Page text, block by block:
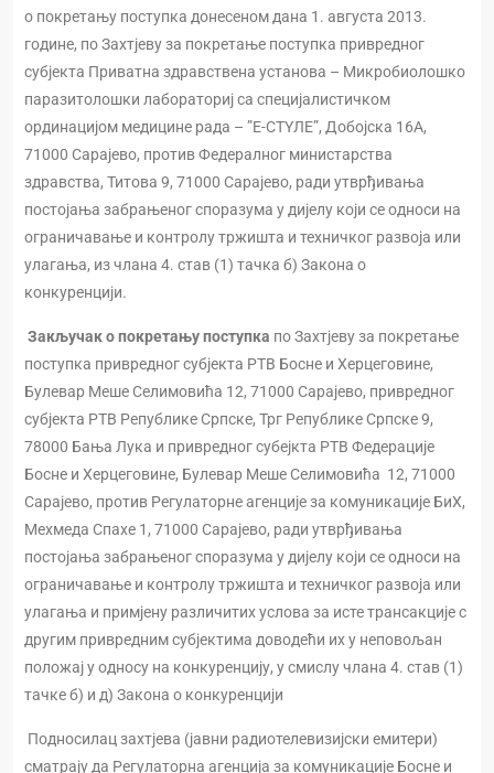
о покретању поступка донесеном дана 1. августа 2013.
године, по Захтјеву за покретање поступка привредног
субјекта Приватна здравствена установа – Микробиолошко
паразитолошки лабораториј са специјалистичком
ординацијом медицине рада – ”Е-СТYЛЕ”, Добојска 16А,
71000 Сарајево, против Федералног министарства
здравства, Титова 9, 71000 Сарајево, ради утврђивања
постојања забрањеног споразума у дијелу који се односи на
ограничавање и контролу тржишта и техничког развоја или
улагања, из члана 4. став (1) тачка б) Закона о
конкуренцији.
Закључак о покретању поступка по Захтјеву за покретање
поступка привредног субјекта РТВ Босне и Херцеговине,
Булевар Меше Селимовића 12, 71000 Сарајево, привредног
субјекта РТВ Републике Српске, Трг Републике Српске 9,
78000 Бања Лука и привредног субејкта РТВ Федерације
Босне и Херцеговине, Булевар Меше Селимовића 12, 71000
Сарајево, против Регулаторне агенције за комуникације БиХ,
Мехмеда Спахе 1, 71000 Сарајево, ради утврђивања
постојања забрањеног споразума у дијелу који се односи на
ограничавање и контролу тржишта и техничког развоја или
улагања и примјену различитих услова за исте трансакције с
другим привредним субјектима доводећи их у неповољан
положај у односу на конкуренцију, у смислу члана 4. став (1)
тачке б) и д) Закона о конкуренцији
Подносилац захтјева (јавни радиотелевизијски емитери)
сматрају да Регулаторна агенција за комуникације Босне и